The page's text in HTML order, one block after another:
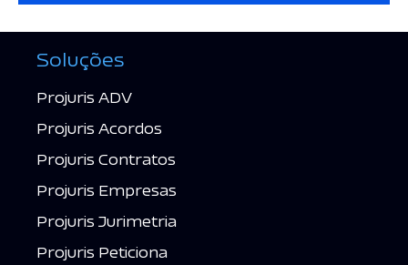
Soluções
Projuris ADV
Projuris Acordos
Projuris Contratos
Projuris Empresas
Projuris Jurimetria
Projuris Peticiona